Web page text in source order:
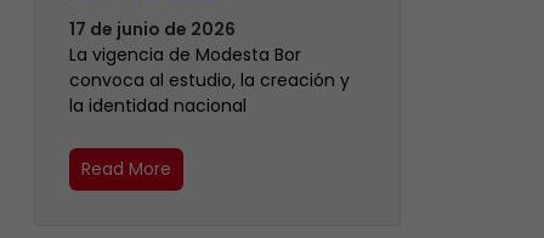
17 de junio de 2026
La vigencia de Modesta Bor
convoca al estudio, la creación y
la identidad nacional
Read More